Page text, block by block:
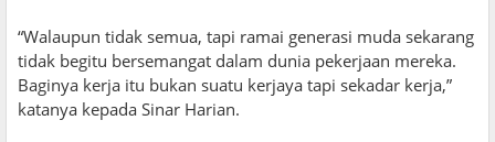
“Walaupun tidak semua, tapi ramai generasi muda sekarang
tidak begitu bersemangat dalam dunia pekerjaan mereka.
Baginya kerja itu bukan suatu kerjaya tapi sekadar kerja,”
katanya kepada Sinar Harian.